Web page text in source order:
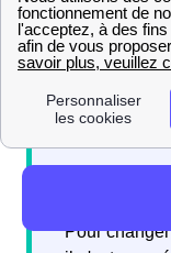
📌 Engie
40808
Pour